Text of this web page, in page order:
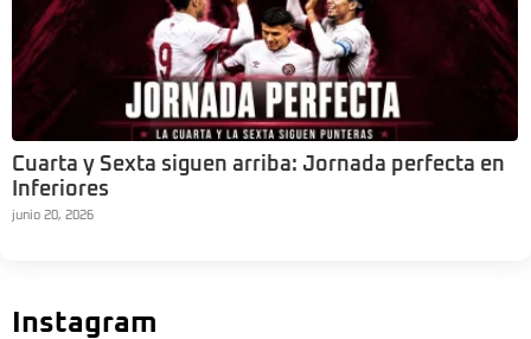
Cuarta y Sexta siguen arriba: Jornada perfecta en
Inferiores
junio 20, 2026
Instagram